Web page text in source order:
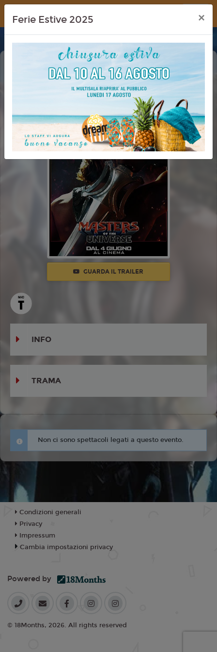
Dream Cinema
MASTERS OF THE UNIVERS
GUARDA IL TRAILER
INFO
TRAMA
Non ci sono spettacoli legati a questo evento.
Ferie Estive 2025 ×
Condizioni generali
Privacy
Impressum
Cambia impostazioni privacy
Powered by
© 18Months, 2026. All rights reserved